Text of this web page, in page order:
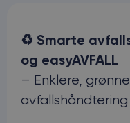
♻️ Smarte
og easyAVFALL
– Enklere,